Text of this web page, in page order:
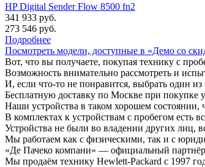
HP Digital Sender Flow 8500 fn2
341 933 руб.
273 546 руб.
Подробнее
Посмотреть модели, доступные в «Демо со
Вот, что вы получаете, покупая технику с
Возможность внимательно рассмотреть и
И, если что-то не понравится, выбрать один
Бесплатную доставку по Москве при покупке
Наши устройства в таком хорошем состоянии,
В комплектах к устройствам с пробегом есть
Устройства не были во владении других лиц,
Мы работаем как с физическими, так и с
«Де Пачеко компани» — официальный
Мы продаём технику Hewlett-Packard с 1997